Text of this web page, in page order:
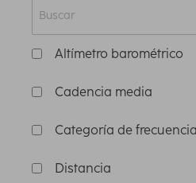
Altímetro barométrico
Cadencia media
Categoría de
Distancia